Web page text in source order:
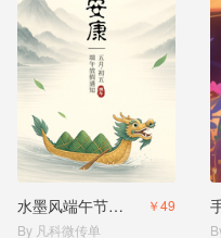
水墨风端午节放假通知
￥49
By 凡科微传单